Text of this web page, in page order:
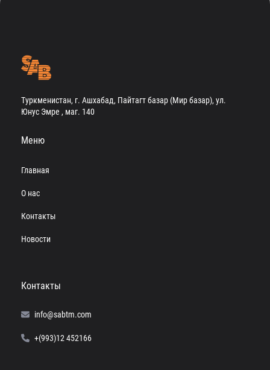
Туркменистан, г. Ашхабад, Пайтагт базар (Мир базар), ул.
Юнус Эмре , маг. 140
Меню
Главная
О нас
Контакты
Новости
Контакты
info@sabtm.com
+(993)12 452166